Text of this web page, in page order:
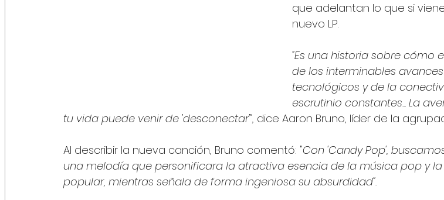
que adelantan lo que si
nuevo LP.
"Es una historia sobre cómo
de los interminables avances
tecnológicos y de la
escrutinio constantes... La
tu vida puede venir de 'desconectar'", dice Aaron Bruno, líder de la
Al describir la nueva canción, Bruno comentó: "Con 'Candy Pop',
una melodía que personificara la atractiva esencia de la música pop y
popular, mientras señala de forma ingeniosa su absurdidad".